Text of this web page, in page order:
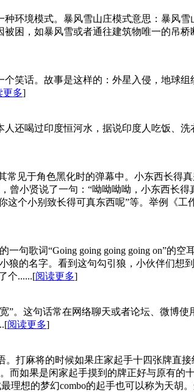
环境模式。暴风雪山庄模式意思：暴风雪
困，如暴风雪或者通往建筑物唯一的吊桥
笑话。故事是这样的：外星入侵，地球组
更多]
还喝过印度恒河水，据说印度人吃饭、洗
见于角色黑化时的弹幕中。小东西长得
曾小贤说了一句：“呦呦呦呦，小东西长得
这个小别致长得可真东西呢”等。举例《工
句歌词“Going going going going on”的空
狼的名字。看到这句勾引狼，小伙伴们想
个......[阅读更多]
”。这句话常在网络聊天或者论坛、微博使
阅读更多]
打麻将的时候如果庄家起手十四张牌直接
而如果是闲家起手摸到的牌正好与原有的
理想的梦幻combo的起手也可以称为天胡